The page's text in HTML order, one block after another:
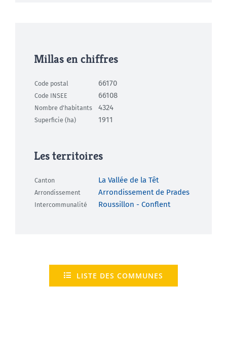
Millas en chiffres
Code postal 66170
Code INSEE 66108
Nombre d'habitants 4324
Superficie (ha) 1911
Les territoires
Canton La Vallée de la Têt
Arrondissement Arrondissement de Prades
Intercommunalité Roussillon - Conflent
LISTE DES COMMUNES